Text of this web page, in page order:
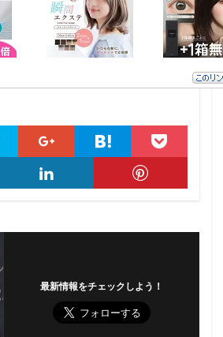
最新情報をチェックしよう！